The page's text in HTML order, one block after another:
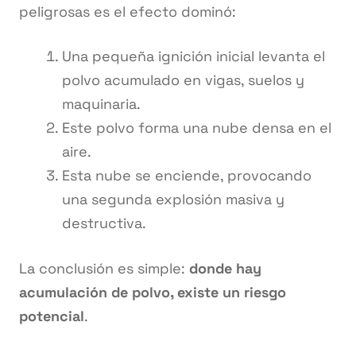
peligrosas es el efecto dominó:
Una pequeña ignición inicial levanta el
polvo acumulado en vigas, suelos y
maquinaria.
Este polvo forma una nube densa en el
aire.
Esta nube se enciende, provocando
una segunda explosión masiva y
destructiva.
La conclusión es simple: donde hay
acumulación de polvo, existe un riesgo
potencial.